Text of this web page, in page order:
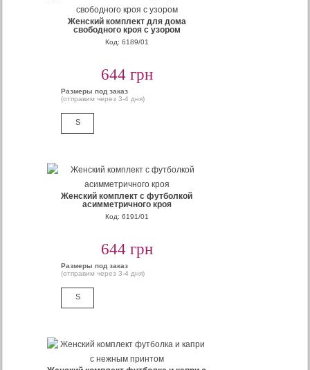
Женский комплект для дома
свободного кроя с узором
Код: 6189/01
644 грн
Размеры под заказ
(отправим через 3-4 дня)
S
Женский комплект с футболкой
асимметричного кроя
Код: 6191/01
644 грн
Размеры под заказ
(отправим через 3-4 дня)
S